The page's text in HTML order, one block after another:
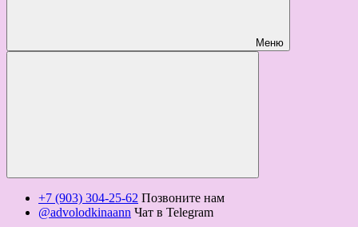
Меню
+7 (903) 304-25-62 Позвоните нам
@advolodkinaann Чат в Telegram